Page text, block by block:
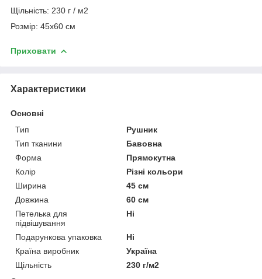
Щільність: 230 г / м2
Розмір: 45x60 см
Приховати
Характеристики
Основні
Тип
Рушник
Тип тканини
Бавовна
Форма
Прямокутна
Колір
Різні кольори
Ширина
45 см
Довжина
60 см
Петелька для
підвішування
Ні
Подарункова упаковка
Ні
Країна виробник
Україна
Щільність
230 г/м2